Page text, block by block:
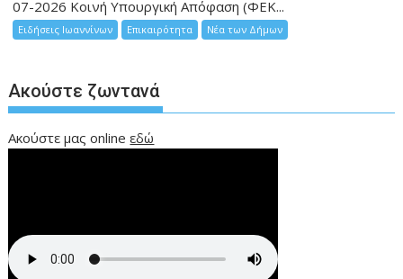
07-2026 Κοινή Υπουργική Απόφαση (ΦΕΚ...
Ειδήσεις Ιωαννίνων Επικαιρότητα Νέα των Δήμων
Ακούστε ζωντανά
Ακούστε μας onlineεδώ